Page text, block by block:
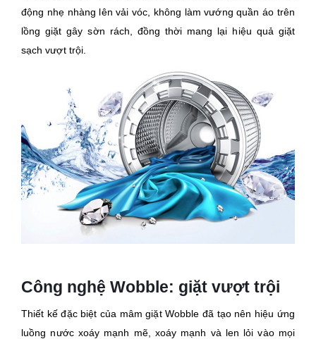
động nhẹ nhàng lên vải vóc, không làm vướng quần áo trên
lồng giặt gây sờn rách, đồng thời mang lại hiệu quả giặt
sạch vượt trội.
Công nghệ Wobble: giặt vượt trội
Thiết kế đặc biệt của mâm giặt Wobble đã tạo nên hiệu ứng
luồng nước xoáy mạnh mẽ, xoáy mạnh và len lỏi vào mọi